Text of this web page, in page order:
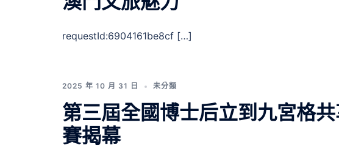
requestId:6904161be8cf […]
2025 年 10 月 31 日 未分類
第三屆全國博士后立到九宮格
賽揭幕